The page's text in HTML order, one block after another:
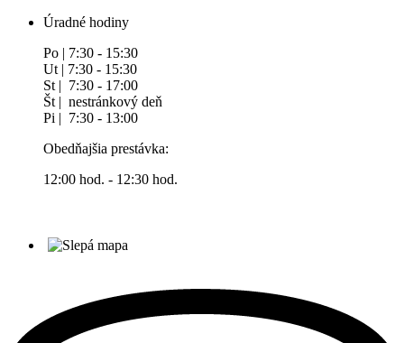
Úradné hodiny
Po | 7:30 - 15:30
Ut | 7:30 - 15:30
St | 7:30 - 17:00
Št | nestránkový deň
Pi | 7:30 - 13:00
Obedňajšia prestávka:
12:00 hod. - 12:30 hod.